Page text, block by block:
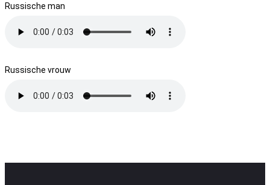
Russische man
Russische vrouw